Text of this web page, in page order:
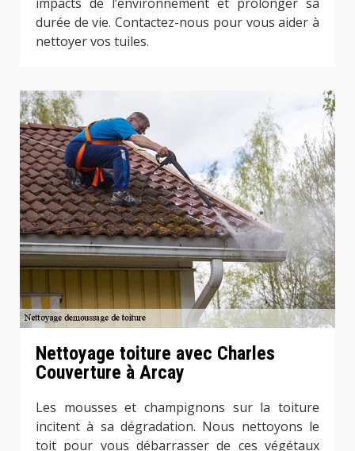
durée de vie. Contactez-nous pour vous aider à
nettoyer vos tuiles.
Nettoyage toiture avec Charles
Couverture à Arcay
Les mousses et champignons sur la toiture
incitent à sa dégradation. Nous nettoyons le
toit pour vous débarrasser de ces végétaux